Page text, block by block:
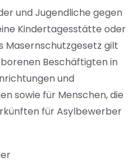
und Jugendliche gegen
Kindertagesstätte oder
Masernschutzgesetz gilt
Beschäftigten in
und
sowie für Menschen, die
für Asylbewerber